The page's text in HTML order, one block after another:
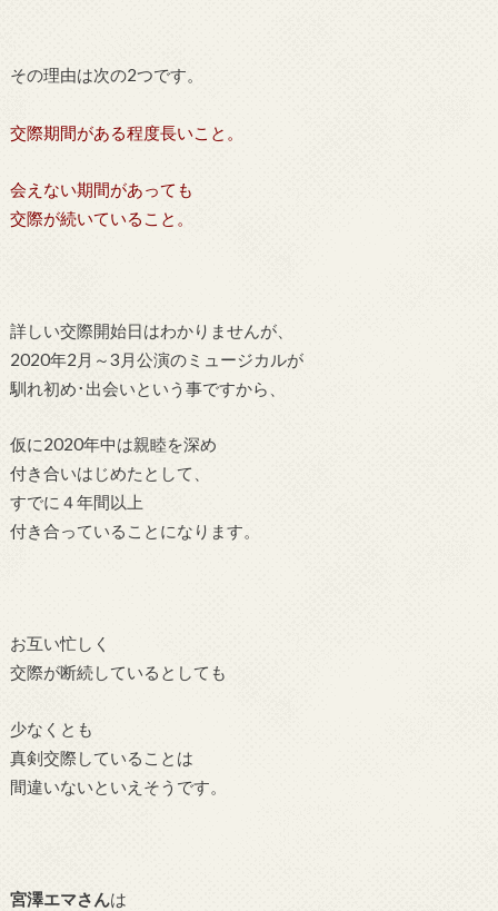
その理由は次の2つです。
交際期間がある程度長いこと。
会えない期間があっても
交際が続いていること。
詳しい交際開始日はわかりませんが、
2020年2月～3月公演のミュージカルが
馴れ初め･出会いという事ですから、
仮に2020年中は親睦を深め
付き合いはじめたとして、
すでに４年間以上
付き合っていることになります。
お互い忙しく
交際が断続しているとしても
少なくとも
真剣交際していることは
間違いないといえそうです。
宮澤エマさんは